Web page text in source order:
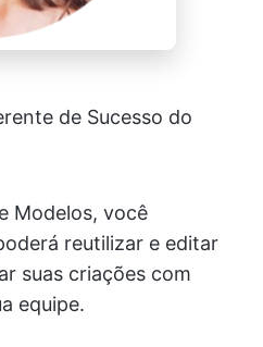
de Sucesso do
Modelos, você
reutilizar e editar
suas criações com
equipe.